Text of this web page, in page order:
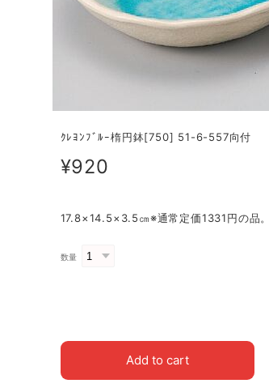
ｸﾚﾖﾝﾌﾞﾙｰ楕円鉢[750] 51-6-557向付
¥920
17.8×14.5×3.5㎝※通常定価1331円の品。
数量
Add to cart